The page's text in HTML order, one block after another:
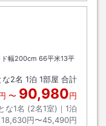
幅200cm 66平米13平
な2名 1泊 1部屋 合計
〜 90,980円
な1名 (2名1室)｜ 1泊
18,630円〜45,490円